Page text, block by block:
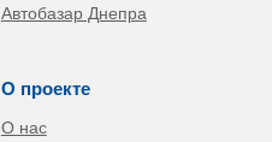
Автобазар Днепра
О проекте
О нас